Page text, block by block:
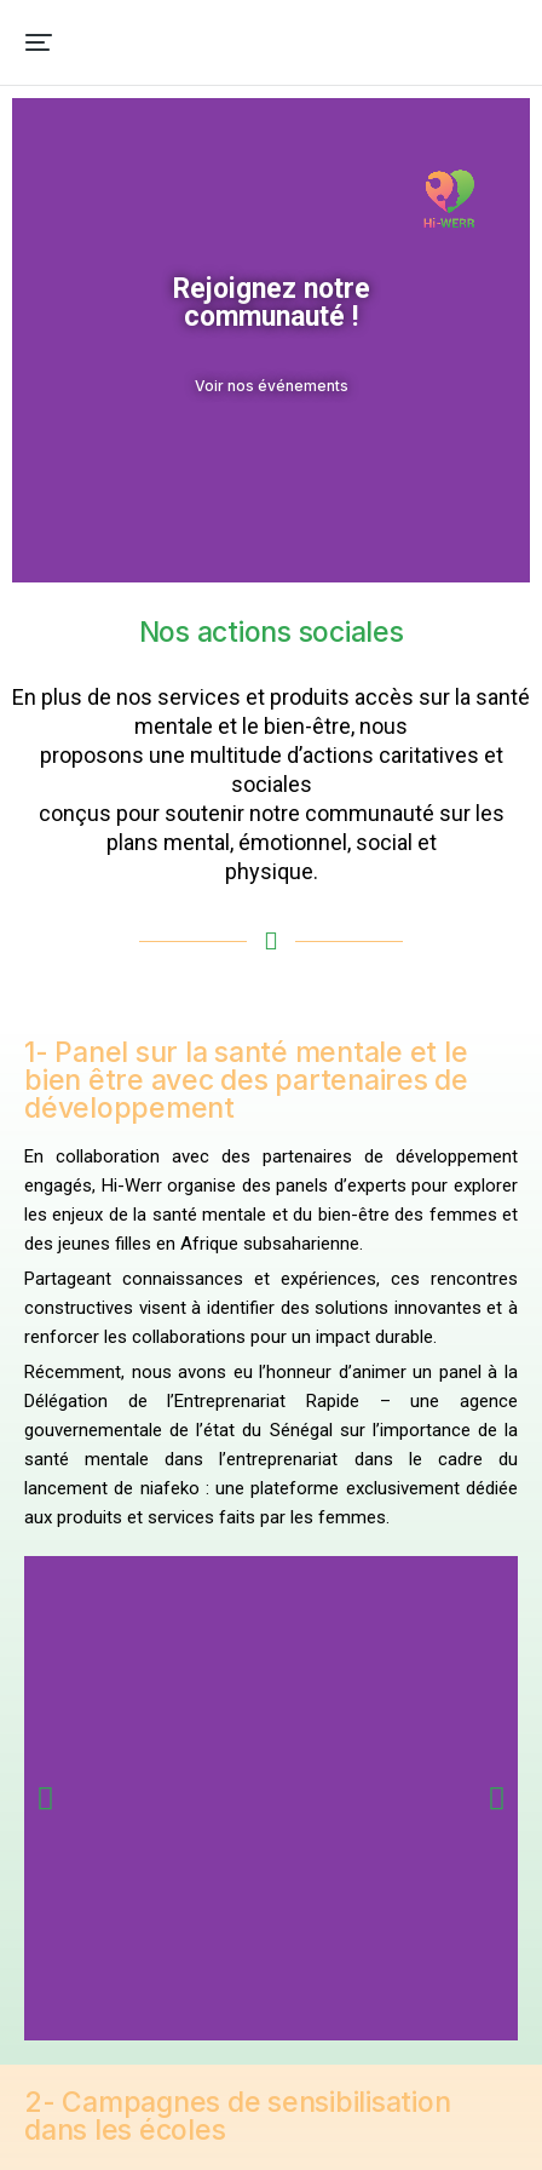
Rejoignez notre
communauté !
Voir nos événements
Nos actions sociales
En plus de nos services et produits accès sur la santé
mentale et le bien-être, nous
proposons une multitude d’actions caritatives et
sociales
conçus pour soutenir notre communauté sur les
plans mental, émotionnel, social et
physique.
1- Panel sur la santé mentale et le
bien être avec des partenaires de
développement
En collaboration avec des partenaires de développement
engagés, Hi-Werr organise des panels d’experts pour explorer
les enjeux de la santé mentale et du bien-être des femmes et
des jeunes filles en Afrique subsaharienne.
Partageant connaissances et expériences, ces rencontres
constructives visent à identifier des solutions innovantes et à
renforcer les collaborations pour un impact durable.
Récemment, nous avons eu l’honneur d’animer un panel à la
Délégation de l’Entreprenariat Rapide – une agence
gouvernementale de l’état du Sénégal sur l’importance de la
santé mentale dans l’entreprenariat dans le cadre du
lancement de niafeko : une plateforme exclusivement dédiée
aux produits et services faits par les femmes.
2- Campagnes de sensibilisation
dans les écoles​